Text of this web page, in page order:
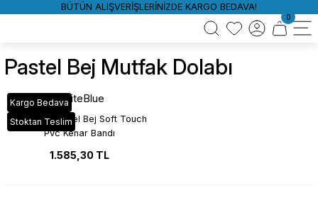
BÜTÜN ALIŞVERİŞLERİNİZDE KARGO BEDAVA!
0
Pastel Bej Mutfak Dolabı
Kargo Bedava
Stoktan Teslim
WhiteBlue
Mat_67C Pastel Bej Soft Touch
Pvc Kenar Bandı
1.585,30 TL